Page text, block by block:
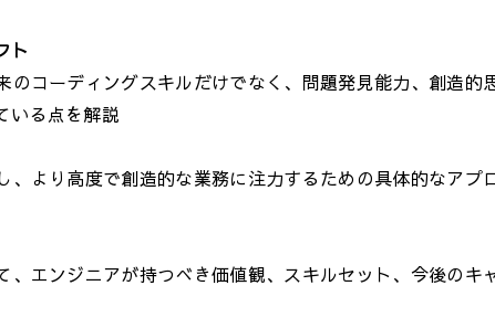
ト
のコーディングスキルだけでなく、問題発見能力、創造的
いる点を解説
、より高度で創造的な業務に注力するための具体的なアプ
、エンジニアが持つべき価値観、スキルセット、今後のキ